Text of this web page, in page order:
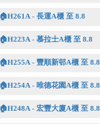
🏠H261A - 長運A櫃 至 8.8
🏠H223A - 慕拉士A櫃 至 8.8
🏠H255A - 豐順新邨A櫃 至 8.8
🏠H254A - 唯德花園A櫃 至 8.8
🏠H248A - 宏豐大廈A櫃 至 8.8